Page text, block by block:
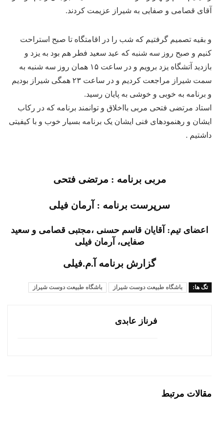
آقای قصامی و صفایی به شیراز عزیمت کردند.
و بقیه تصمیم گرفتیم که شب را در اقامتگاه تا صبح استراحت
کنیم و صبح روز سه شنبه که عید سعید فطر هم بود به یزد و
بازدید آتشگاه یزد برویم و در ساعت ۱۵ همان روز سه شنبه به
سمت شیراز مراجعت کردیم و در ساعت ۲۳ همگی شیراز بودیم
و برنامه به خوبی و خوشی به پایان رسید.
استاد مرتضی فتحی مربی بااخلاق و توانمند برنامه که در رکاب
ایشان و رهنمودهای فنی ایشان یک برنامه بسیار خوب و با کیفیتی
داشتیم .
مربی برنامه : مرتضی فتحی
سرپرست برنامه : آرمان فیلی
اعضای تیم: آقایان قاسم حسنی ،مجتبی قصامی و سعید
صفایی، آرمان فیلی
گزارش برنامه آ.م.فیلی
تگ ها: باشگاه طبيعت دوست شيراز باشگاه طبیعت دوست شیراز
فرناز عابدی
مقالات مرتبط